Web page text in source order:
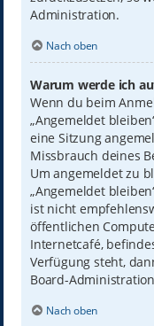
Administration.
Nach oben
Warum werde ich
Wenn du beim
„Angemeldet
eine Sitzung
Missbrauch deines
Um angemeldet zu
„Angemeldet
ist nicht
öffentlichen
Internetcafé,
Verfügung steht,
Board-
Nach oben